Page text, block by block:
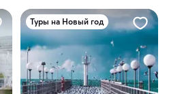
Туры на Новый год